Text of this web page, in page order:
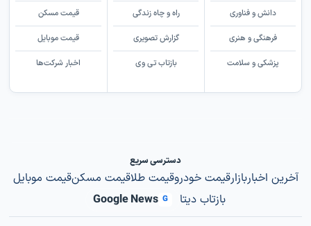
دانش و فناوری
فرهنگی و هنری
پزشکی و سلامت
راه و چاه زندگی
گزارش تصویری
بازتاب تی وی
قیمت مسکن
قیمت موبایل
اخبار شرکت‌ها
دسترسی سریع
آخرین اخباربازارقیمت خودروقیمت طلاقیمت مسکنقیمت موبایل
بازتاب دیتا
G
Google News